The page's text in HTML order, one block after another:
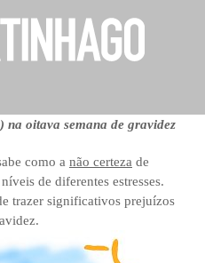
oitava semana de gravidez
como a não certeza de
de diferentes estresses.
trazer significativos prejuízos